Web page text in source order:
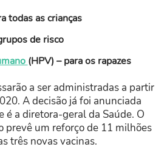
todas as crianças
de risco
(HPV) – para os rapazes
a ser administradas a partir
A decisão já foi anunciada
é a diretora-geral da Saúde. O
prevê um reforço de 11 milhões
três novas vacinas.